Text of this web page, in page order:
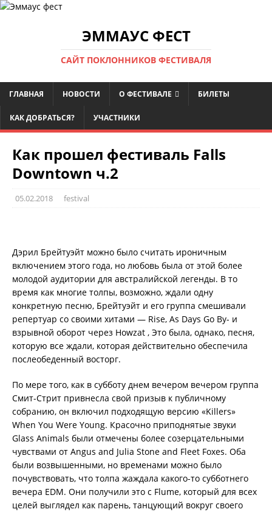
ЭММАУС ФЕСТ
САЙТ ПОКЛОННИКОВ ФЕСТИВАЛЯ
ГЛАВНАЯ НОВОСТИ О ФЕСТИВАЛЕ БИЛЕТЫ
КАК ДОБРАТЬСЯ? УЧАСТНИКИ
Как прошел фестиваль Falls
Downtown ч.2
05.02.2018 festival
Дэрил Брейтуэйт можно было считать ироничным
включением этого года, но любовь была от этой более
молодой аудитории для австралийской легенды. В то
время как многие толпы, возможно, ждали одну
конкретную песню, Брейтуэйт и его группа смешивали
репертуар со своими хитами — Rise, As Days Go By- и
взрывной оборот через Howzat , Это была, однако, песня,
которую все ждали, которая действительно обеспечила
послеобеденный восторг.
По мере того, как в субботу днем ​​вечером вечером группа
Смит-Стрит привнесла свой призыв к публичному
собранию, он включил подходящую версию «Killers»
When You Were Young. Красочно приподнятые звуки
Glass Animals были отмечены более созерцательными
чувствами от Angus and Julia Stone and Fleet Foxes. Оба
были возвышенными, но временами можно было
почувствовать, что толпа жаждала какого-то субботнего
вечера EDM. Они получили это с Flume, который для всех
целей выглядел как парень, танцующий вокруг своего